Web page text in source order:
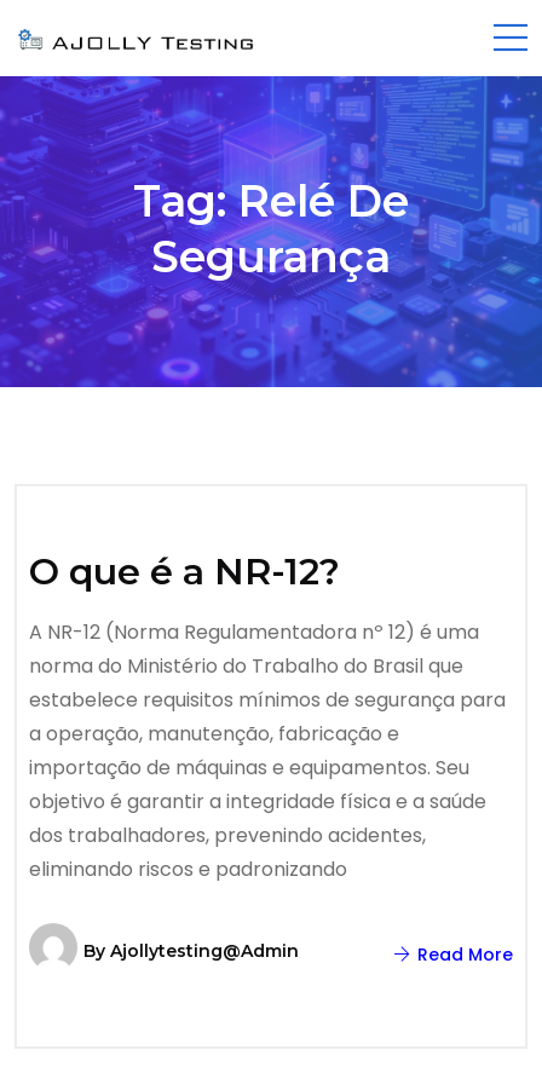
Tag:Relé De
Segurança
O que é a NR-12?
A NR-12 (Norma Regulamentadora nº 12) é uma
norma do Ministério do Trabalho do Brasil que
estabelece requisitos mínimos de segurança para
a operação, manutenção, fabricação e
importação de máquinas e equipamentos. Seu
objetivo é garantir a integridade física e a saúde
dos trabalhadores, prevenindo acidentes,
eliminando riscos e padronizando
By Ajollytesting@admin Read More